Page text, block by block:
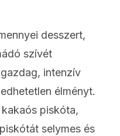
desszert,
szívét
intenzív
élményt.
piskóta,
selymes és